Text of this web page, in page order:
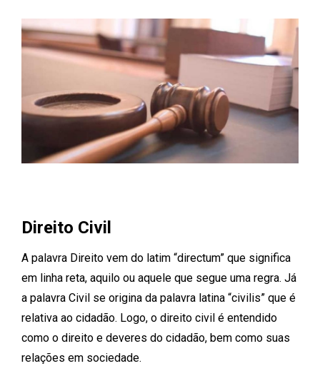
Direito Civil
A palavra Direito vem do latim “directum” que significa
em linha reta, aquilo ou aquele que segue uma regra. Já
a palavra Civil se origina da palavra latina “civilis” que é
relativa ao cidadão. Logo, o direito civil é entendido
como o direito e deveres do cidadão, bem como suas
relações em sociedade.